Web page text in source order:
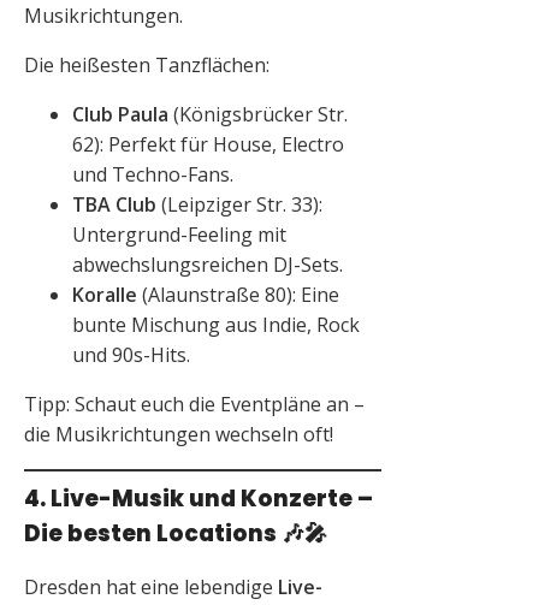
Musikrichtungen.
Die heißesten Tanzflächen:
Club Paula (Königsbrücker Str.
62): Perfekt für House, Electro
und Techno-Fans.
TBA Club (Leipziger Str. 33):
Untergrund-Feeling mit
abwechslungsreichen DJ-Sets.
Koralle (Alaunstraße 80): Eine
bunte Mischung aus Indie, Rock
und 90s-Hits.
Tipp: Schaut euch die Eventpläne an –
die Musikrichtungen wechseln oft!
4. Live-Musik und Konzerte –
Die besten Locations 🎶🎤
Dresden hat eine lebendige Live-